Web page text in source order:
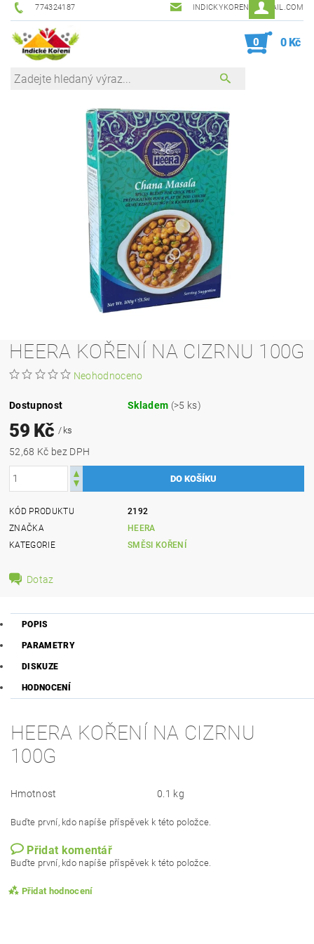
774324187 INDICKYKORENI@GMAIL.COM
0 0 Kč
HEERA KOŘENÍ NA CIZRNU 100G
Neohodnoceno
Dostupnost Skladem (>5 ks)
59 Kč/ ks
52,68 Kč bez DPH
KÓD PRODUKTU
2192
ZNAČKA
HEERA
KATEGORIE
SMĚSI KOŘENÍ
Dotaz
POPIS
PARAMETRY
DISKUZE
HODNOCENÍ
HEERA KOŘENÍ NA CIZRNU
100G
Hmotnost 0.1 kg
Buďte první, kdo napíše příspěvek k této položce.
Přidat komentář
Buďte první, kdo napíše příspěvek k této položce.
Přidat hodnocení